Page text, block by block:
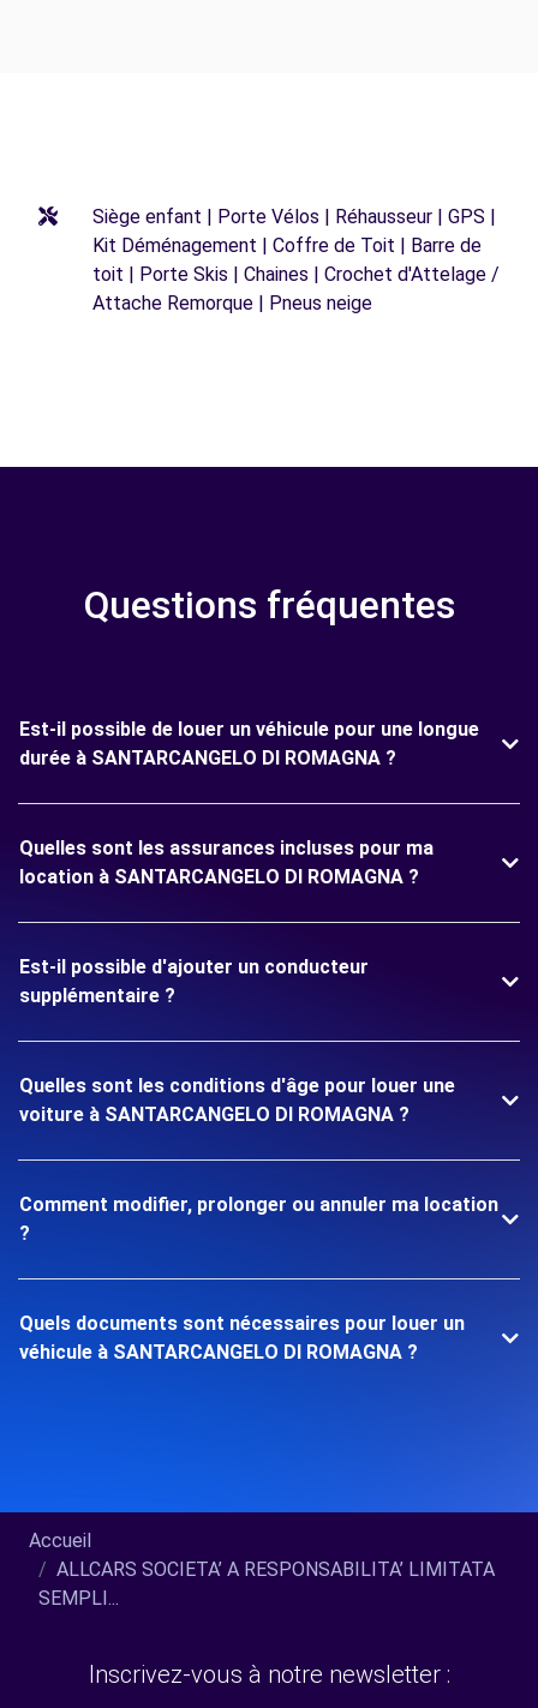
Siège enfant | Porte Vélos | Réhausseur | GPS |
Kit Déménagement | Coffre de Toit | Barre de
toit | Porte Skis | Chaines | Crochet d'Attelage /
Attache Remorque | Pneus neige
Questions fréquentes
Est-il possible de louer un véhicule pour une longue
durée à SANTARCANGELO DI ROMAGNA ?
Quelles sont les assurances incluses pour ma
location à SANTARCANGELO DI ROMAGNA ?
Est-il possible d'ajouter un conducteur
supplémentaire ?
Quelles sont les conditions d'âge pour louer une
voiture à SANTARCANGELO DI ROMAGNA ?
Comment modifier, prolonger ou annuler ma location
?
Quels documents sont nécessaires pour louer un
véhicule à SANTARCANGELO DI ROMAGNA ?
Accueil
ALLCARS SOCIETA’ A RESPONSABILITA’ LIMITATA
SEMPLI...
Inscrivez-vous à notre newsletter :